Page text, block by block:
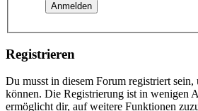
Registrieren
Du musst in diesem Forum registriert sein,
können. Die Registrierung ist in wenigen
ermöglicht dir, auf weitere Funktionen